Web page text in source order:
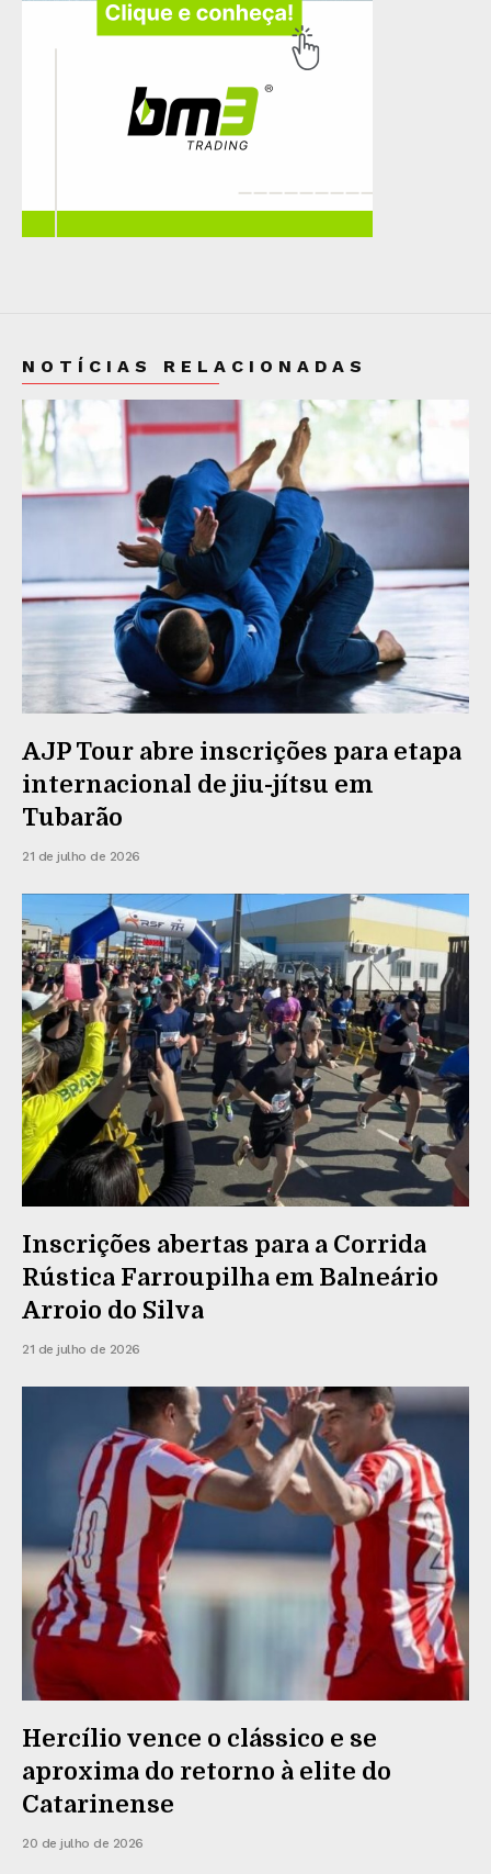
NOTÍCIAS RELACIONADAS
AJP Tour abre inscrições para etapa
internacional de jiu-jítsu em
Tubarão
21 de julho de 2026
Inscrições abertas para a Corrida
Rústica Farroupilha em Balneário
Arroio do Silva
21 de julho de 2026
Hercílio vence o clássico e se
aproxima do retorno à elite do
Catarinense
20 de julho de 2026